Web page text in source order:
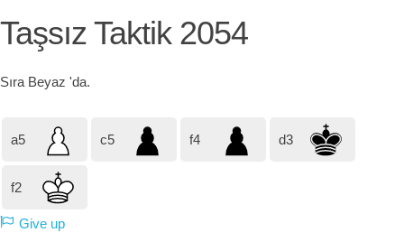
Taşsız Taktik 2054
Sıra Beyaz 'da.
a5 c5 f4 d3
f2
Give up